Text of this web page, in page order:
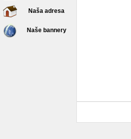
Naša adresa
Naše bannery